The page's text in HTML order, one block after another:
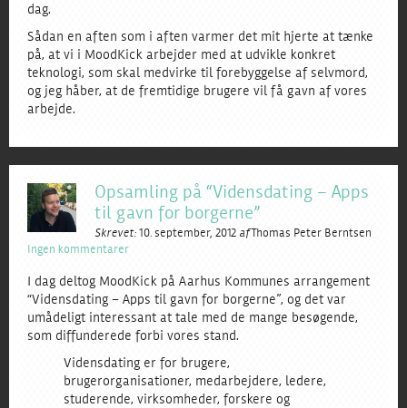
dag.
Sådan en aften som i aften varmer det mit hjerte at tænke
på, at vi i MoodKick arbejder med at udvikle konkret
teknologi, som skal medvirke til forebyggelse af selvmord,
og jeg håber, at de fremtidige brugere vil få gavn af vores
arbejde.
Opsamling på “Vidensdating – Apps
til gavn for borgerne”
Skrevet: 10. september, 2012 afThomas Peter Berntsen
Ingen kommentarer
I dag deltog MoodKick på Aarhus Kommunes arrangement
“Vidensdating – Apps til gavn for borgerne”, og det var
umådeligt interessant at tale med de mange besøgende,
som diffunderede forbi vores stand.
Vidensdating er for brugere,
brugerorganisationer, medarbejdere, ledere,
studerende, virksomheder, forskere og